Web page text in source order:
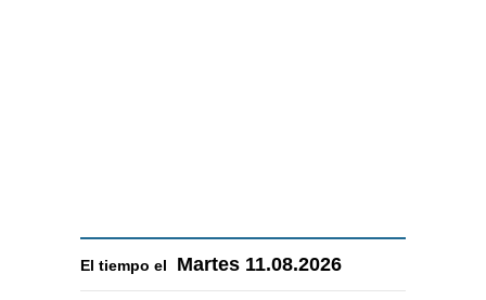
El tiempo el Martes 11.08.2026